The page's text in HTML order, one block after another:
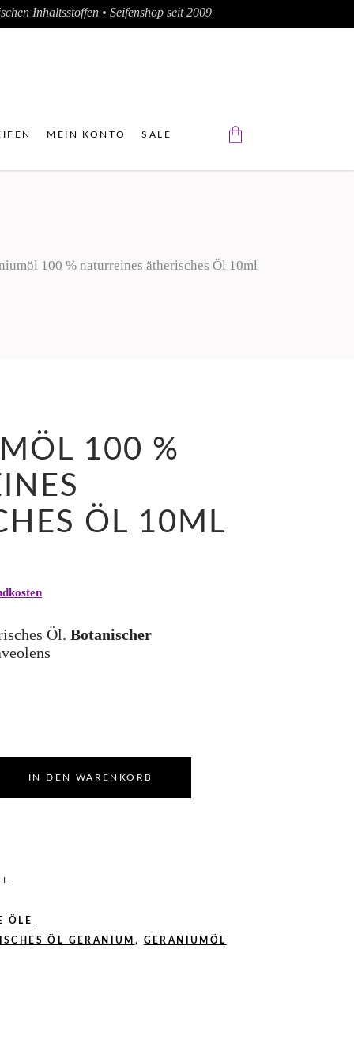
Inhaltsstoffen • Seifenshop seit 2009
MEIN KONTO SALE
100 % naturreines ätherisches Öl 10ml
100 %
ÖL 10ML
Öl. Botanischer
IN DEN WARENKORB
ÖLE
ÖL GERANIUM , GERANIUMÖL